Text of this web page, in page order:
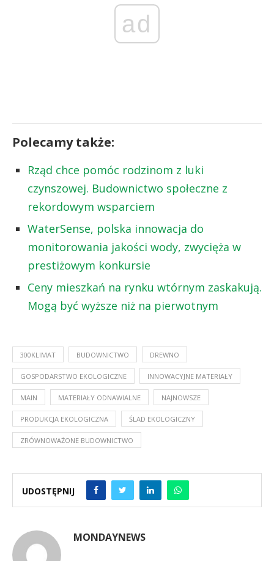
ad
Polecamy także:
Rząd chce pomóc rodzinom z luki
czynszowej. Budownictwo społeczne z
rekordowym wsparciem
WaterSense, polska innowacja do
monitorowania jakości wody, zwycięża w
prestiżowym konkursie
Ceny mieszkań na rynku wtórnym zaskakują.
Mogą być wyższe niż na pierwotnym
300KLIMAT BUDOWNICTWO DREWNO
GOSPODARSTWO EKOLOGICZNE INNOWACYJNE MATERIAŁY
MAIN MATERIAŁY ODNAWIALNE NAJNOWSZE
PRODUKCJA EKOLOGICZNA ŚLAD EKOLOGICZNY
ZRÓWNOWAŻONE BUDOWNICTWO
UDOSTĘPNIJ
MONDAYNEWS